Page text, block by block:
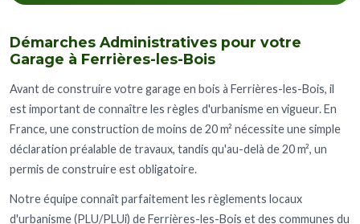
Démarches Administratives pour votre
Garage à Ferrières-les-Bois
Avant de construire votre garage en bois à Ferrières-les-Bois, il
est important de connaître les règles d'urbanisme en vigueur. En
France, une construction de moins de 20 m² nécessite une simple
déclaration préalable de travaux, tandis qu'au-delà de 20 m², un
permis de construire est obligatoire.
Notre équipe connaît parfaitement les règlements locaux
d'urbanisme (PLU/PLUi) de Ferrières-les-Bois et des communes du